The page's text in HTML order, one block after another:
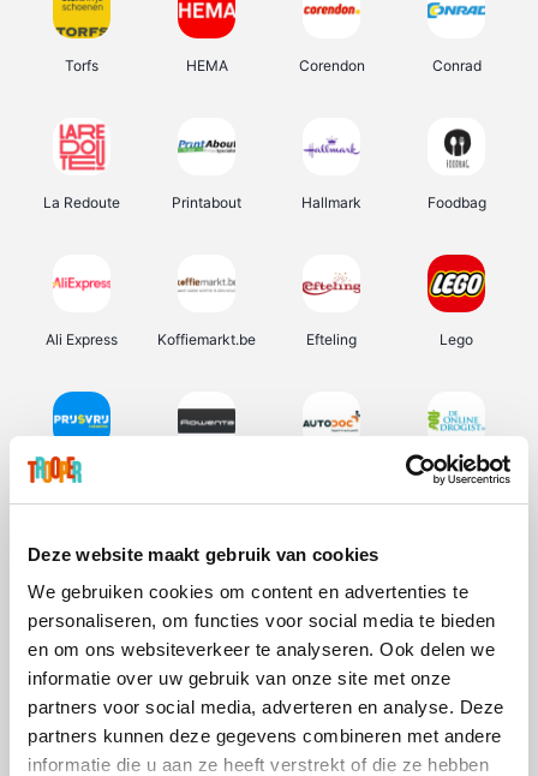
Deze website maakt gebruik van cookies
We gebruiken cookies om content en advertenties te
personaliseren, om functies voor social media te bieden
en om ons websiteverkeer te analyseren. Ook delen we
informatie over uw gebruik van onze site met onze
partners voor social media, adverteren en analyse. Deze
partners kunnen deze gegevens combineren met andere
informatie die u aan ze heeft verstrekt of die ze hebben
Torfs HEMA Corendon Conrad
La Redoute Printabout Hallmark Foodbag
Ali Express Koffiemarkt.be Efteling Lego
Prijsvrij De Online Drogist
Vidaxl Lampenlicht.be Adidas Hotels.com
DectDirect